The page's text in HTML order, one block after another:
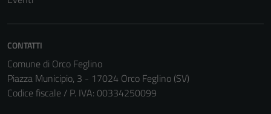
CONTATTI
Comune di Orco Feglino
Piazza Municipio, 3 - 17024 Orco Feglino (SV)
Codice fiscale / P. IVA: 00334250099
Tecnici
Questi cookie